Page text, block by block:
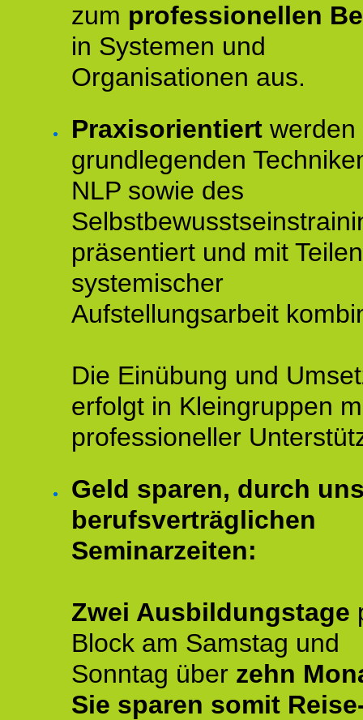
zum professionellen
in Systemen und
Organisationen aus.
Praxisorientiert werden
grundlegenden
NLP sowie des
präsentiert und mit Teilen
systemischer
Aufstellungsarbeit
Die Einübung und
erfolgt in Kleingruppen
professioneller
Geld sparen, durch
berufsverträglichen
Seminarzeiten:
Zwei Ausbildungstage
Block am Samstag und
Sonntag über zehn
Sie sparen somit